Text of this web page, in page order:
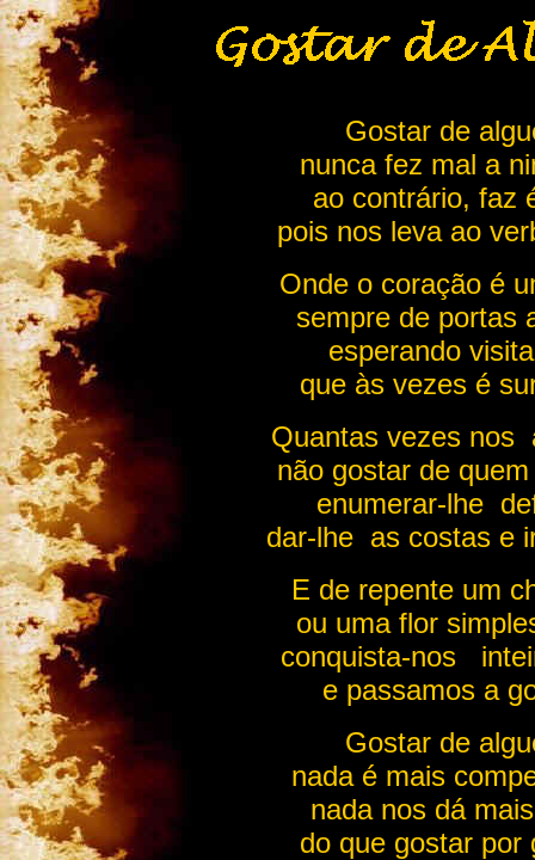
Gostar de
nunca fez mal a
ao contrário, faz
pois nos leva ao
Onde o coração é
sempre de portas
esperando
que às vezes é
Quantas vezes nos
não gostar de
enumerar-lhe
dar-lhe as costas e
E de repente um
ou uma flor
conquista-nos
e passamos a
Gostar de
nada é mais
nada nos dá
do que gostar por